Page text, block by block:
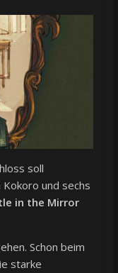
soll
und sechs
in the Mirror
Schon beim
starke